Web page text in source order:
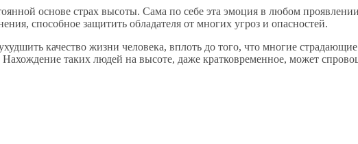
основе страх высоты. Сама по себе эта эмоция в любом
способное защитить обладателя от многих угроз и опасностей.
качество жизни человека, вплоть до того, что многие
таких людей на высоте, даже кратковременное, может